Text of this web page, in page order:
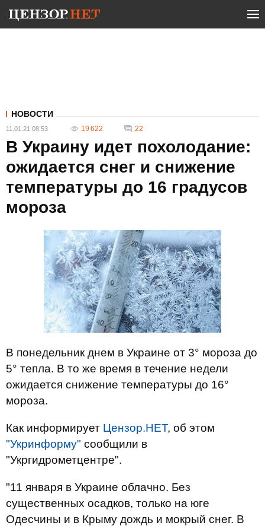
НОВОСТИ
11.01.21 08:53 19 622 22
В Украину идет похолодание:
ожидается снег и снижение
температуры до 16 градусов
мороза
В понедельник днем ​​в Украине от 3° мороза до
5° тепла. В то же время в течение недели
ожидается снижение температуры до 16°
мороза.
Как информирует Цензор.НЕТ, об этом
"Укринформу" сообщили в
"Укргидрометцентре".
"11 января в Украине облачно. Без
существенных осадков, только на юге
Одесчины и в Крыму дождь и мокрый снег. В